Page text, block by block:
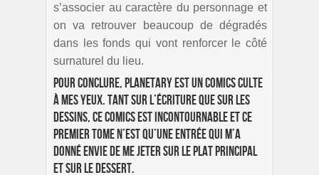
s’associer au caractère du personnage et
on va retrouver beaucoup de dégradés
dans les fonds qui vont renforcer le côté
surnaturel du lieu.
Pour conclure, Planetary est un comics culte
à mes yeux. Tant sur l’écriture que sur les
dessins, ce comics est incontournable et ce
premier tome n’est qu’une entrée qui m’a
donné envie de me jeter sur le plat principal
et sur le dessert.